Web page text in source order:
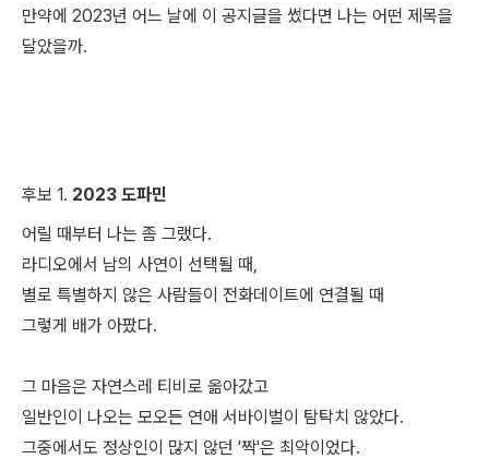
만약에 2023년 어느 날에 이 공지글을 썼다면 나는 어떤 제목을
달았을까.
후보 1. 2023 도파민
어릴 때부터 나는 좀 그랬다.
라디오에서 남의 사연이 선택될 때,
별로 특별하지 않은 사람들이 전화데이트에 연결될 때
그렇게 배가 아팠다.
그 마음은 자연스레 티비로 옮아갔고
일반인이 나오는 모오든 연애 서바이벌이 탐탁치 않았다.
그중에서도 정상인이 많지 않던 '짝'은 최악이었다.